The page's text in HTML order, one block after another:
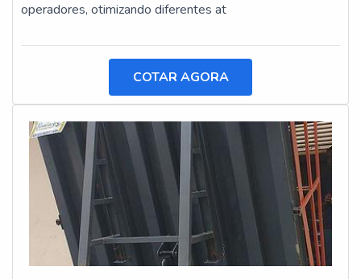
operadores, otimizando diferentes at
COTAR AGORA